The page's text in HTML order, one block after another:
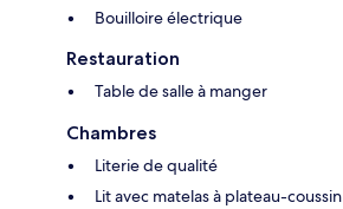
Bouilloire électrique
Restauration
Table de salle à manger
Chambres
Literie de qualité
Lit avec matelas à plateau-coussin